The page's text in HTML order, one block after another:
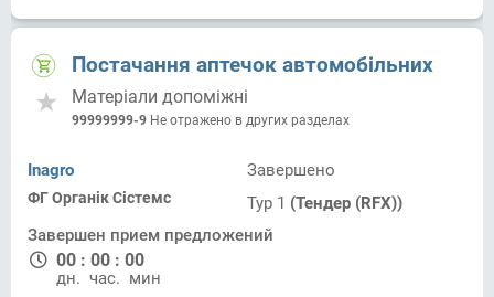
Постачання аптечок автомобільних
Матеріали допоміжні
99999999-9 Не отражено в других разделах
Inagro
ФГ Органік Сістемс
Завершено
Тур 1 (Тендер (RFX))
Завершен прием предложений
00 : 00 : 00
дн. час. мин.